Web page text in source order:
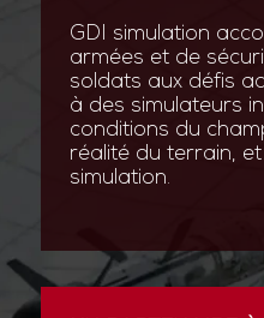
GDI simulation
armées et de
soldats aux défis
à des simulateurs
conditions du
réalité du terrain,
simulation.